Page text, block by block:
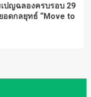
ปญฉลองครบรอบ 29
อดกลยุทธ์ “Move to